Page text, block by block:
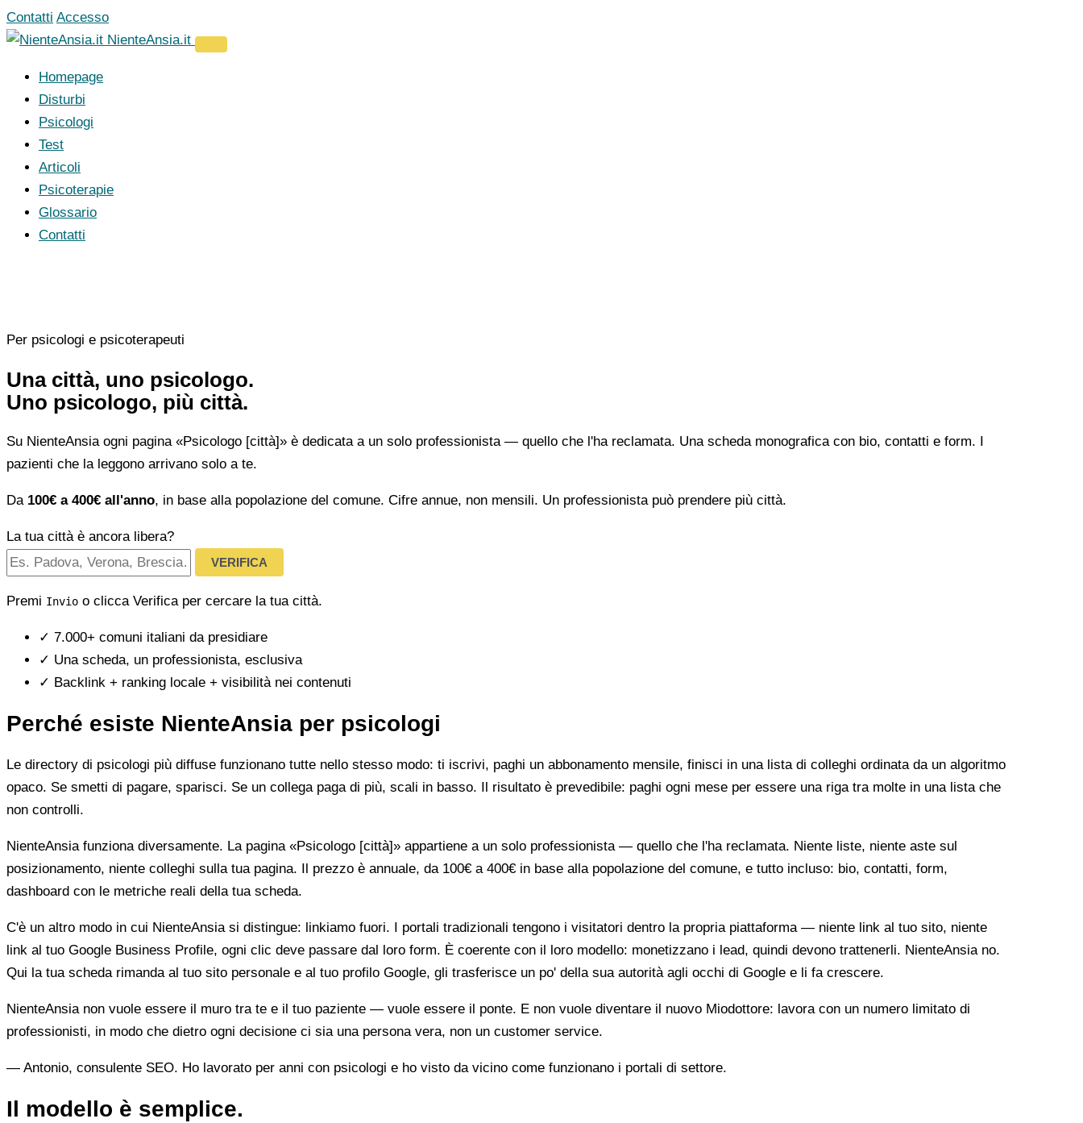
Vai
al
Contatti Accesso
NienteAnsia.it
Homepage
Disturbi
Psicologi
Test
Articoli
Psicoterapie
Glossario
Contatti
Per psicologi e psicoterapeuti
Una città, uno psicologo.
Uno psicologo, più città.
Su NienteAnsia ogni pagina «Psicologo [città]» è dedicata a un solo professionista — quello che l'ha reclamata. Una scheda monografica con bio, contatti e form. I
pazienti che la leggono arrivano solo a te.
Da 100€ a 400€ all'anno, in base alla popolazione del comune. Cifre annue, non mensili. Un professionista può prendere più città.
La tua città è ancora libera?
VERIFICA
Premi Invio o clicca Verifica per cercare la tua città.
✓ 7.000+ comuni italiani da presidiare
✓ Una scheda, un professionista, esclusiva
✓ Backlink + ranking locale + visibilità nei contenuti
Perché esiste NienteAnsia per psicologi
Le directory di psicologi più diffuse funzionano tutte nello stesso modo: ti iscrivi, paghi un abbonamento mensile, finisci in una lista di colleghi ordinata da un algoritmo
opaco. Se smetti di pagare, sparisci. Se un collega paga di più, scali in basso. Il risultato è prevedibile: paghi ogni mese per essere una riga tra molte in una lista che
non controlli.
NienteAnsia funziona diversamente. La pagina «Psicologo [città]» appartiene a un solo professionista — quello che l'ha reclamata. Niente liste, niente aste sul
posizionamento, niente colleghi sulla tua pagina. Il prezzo è annuale, da 100€ a 400€ in base alla popolazione del comune, e tutto incluso: bio, contatti, form,
dashboard con le metriche reali della tua scheda.
C'è un altro modo in cui NienteAnsia si distingue: linkiamo fuori. I portali tradizionali tengono i visitatori dentro la propria piattaforma — niente link al tuo sito, niente
link al tuo Google Business Profile, ogni clic deve passare dal loro form. È coerente con il loro modello: monetizzano i lead, quindi devono trattenerli. NienteAnsia no.
Qui la tua scheda rimanda al tuo sito personale e al tuo profilo Google, gli trasferisce un po' della sua autorità agli occhi di Google e li fa crescere.
NienteAnsia non vuole essere il muro tra te e il tuo paziente — vuole essere il ponte. E non vuole diventare il nuovo Miodottore: lavora con un numero limitato di
professionisti, in modo che dietro ogni decisione ci sia una persona vera, non un customer service.
— Antonio, consulente SEO. Ho lavorato per anni con psicologi e ho visto da vicino come funzionano i portali di settore.
Il modello è semplice.